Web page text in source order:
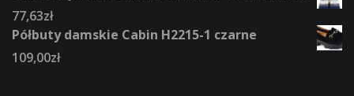
77,63zł
Półbuty damskie Cabin H2215-1 czarne
109,00zł